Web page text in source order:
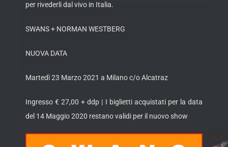
per rivederli dal vivo in Italia.
SWANS + NORMAN WESTBERG
NUOVA DATA
Martedì 23 Marzo 2021 a Milano c/o Alcatraz
Ingresso € 27,00 + ddp | I biglietti acquistati per la data
del 14 Maggio 2020 restano validi per il nuovo show